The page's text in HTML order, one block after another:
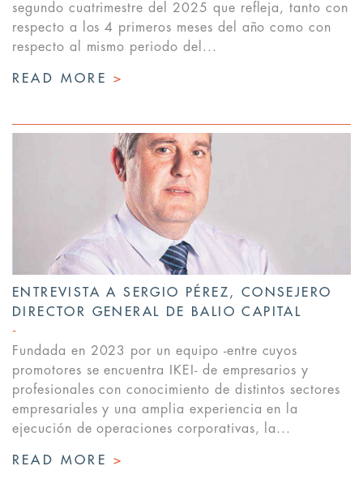
segundo cuatrimestre del 2025 que refleja, tanto con
respecto a los 4 primeros meses del año como con
respecto al mismo periodo del...
READ MORE >
ENTREVISTA A SERGIO PÉREZ, CONSEJERO
DIRECTOR GENERAL DE BALIO CAPITAL
Fundada en 2023 por un equipo -entre cuyos
promotores se encuentra IKEI- de empresarios y
profesionales con conocimiento de distintos sectores
empresariales y una amplia experiencia en la
ejecución de operaciones corporativas, la...
READ MORE >